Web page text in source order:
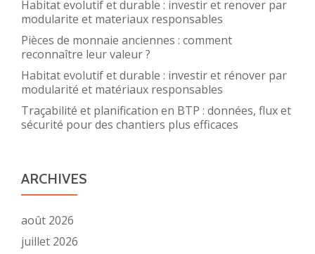
Habitat evolutif et durable : investir et renover par
modularite et materiaux responsables
Pièces de monnaie anciennes : comment
reconnaître leur valeur ?
Habitat evolutif et durable : investir et rénover par
modularité et matériaux responsables
Traçabilité et planification en BTP : données, flux et
sécurité pour des chantiers plus efficaces
ARCHIVES
août 2026
juillet 2026